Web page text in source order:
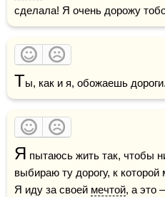
сделала! Я очень дорожу
Ты, как и я, обожаешь
Я пытаюсь жить так, чтобы
выбираю ту дорогу, к которой
Я иду за своей мечтой, а это